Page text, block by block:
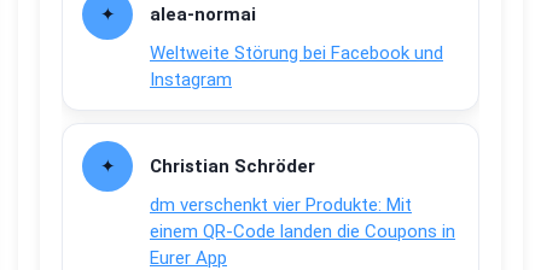
alea-normai
Weltweite Störung bei Facebook und
Instagram
Christian Schröder
dm verschenkt vier Produkte: Mit
einem QR-Code landen die Coupons in
Eurer App